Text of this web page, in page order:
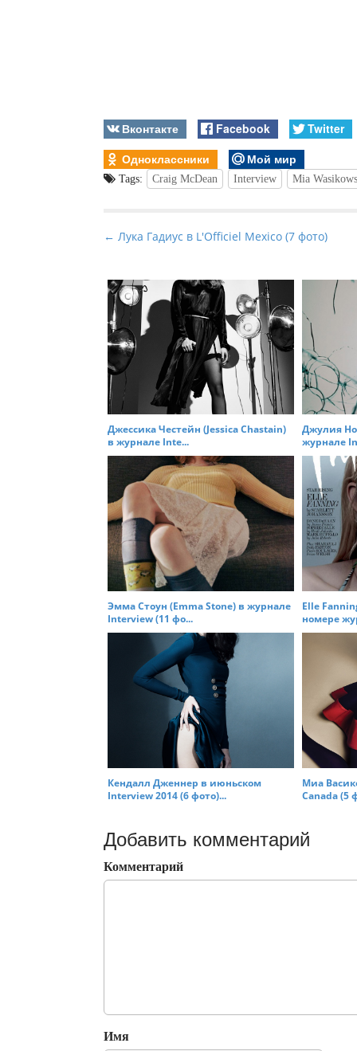
Вконтакте Facebook
Twitter
Одноклассники
Мой мир
Tags: Craig McDean Interview Mia
P
s
t
n
a
v
g
a
n
← Лука Гадиус в L'Officiel Mexico (7 фото)
Джессика Честейн (Jessica Chastain)
в журнале Inte...
Джулия
журнале
Эмма Стоун (Emma Stone) в журнале
Interview (11 фо...
Elle
номере
Кендалл Дженнер в июньском
Interview 2014 (6 фото)...
Миа
Canada (5
Добавить комментарий
Комментарий
Имя